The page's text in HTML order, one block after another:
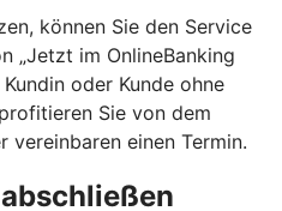
können Sie den Service
„Jetzt im OnlineBanking
oder Kunde ohne
Sie von dem
vereinbaren einen Termin.